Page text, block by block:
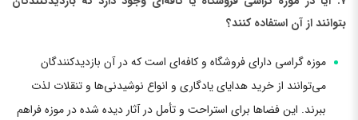
بتوانند از آن استفاده کنند؟
موزه گراسی دارای فروشگاه و کافه‌ای است که در آن بازدیدکنندگان
می‌توانند از خرید هدایای یادگاری و انواع نوشیدنی‌ها و تنقلات لذت
ببرند. این فضاها برای استراحت و تأمل در آثار دیده شده در موزه فراهم